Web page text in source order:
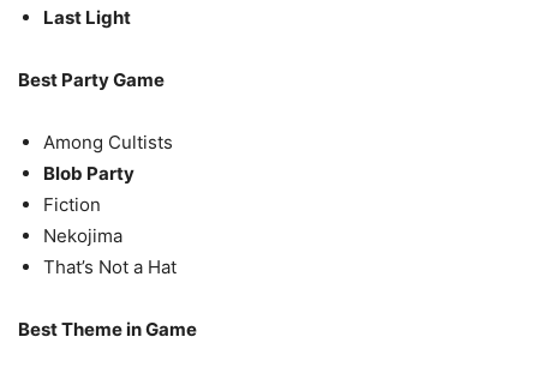
Last Light
Best Party Game
Among Cultists
Blob Party
Fiction
Nekojima
That’s Not a Hat
Best Theme in Game